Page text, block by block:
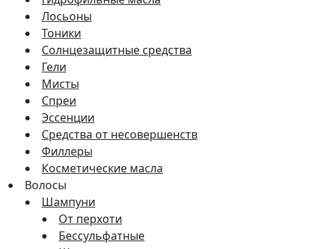
Лосьоны
Тоники
Солнцезащитные средства
Гели
Мисты
Спреи
Эссенции
Средства от несовершенств
Филлеры
Косметические масла
Волосы
Шампуни
От перхоти
Бессульфатные